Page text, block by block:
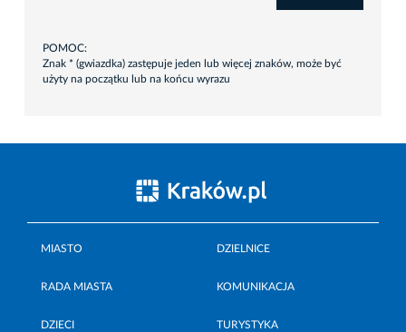
POMOC:
Znak * (gwiazdka) zastępuje jeden lub więcej znaków, może być
użyty na początku lub na końcu wyrazu
MIASTO DZIELNICE
RADA MIASTA KOMUNIKACJA
DZIECI TURYSTYKA